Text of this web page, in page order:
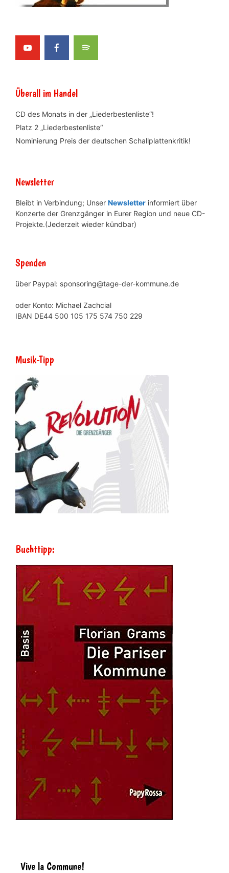
Überall im Handel
CD des Monats in der „Liederbestenliste“!
Platz 2 „Liederbestenliste“
Nominierung Preis der deutschen Schallplattenkritik!
Newsletter
Bleibt in Verbindung; Unser Newsletter informiert über
Konzerte der Grenzgänger in Eurer Region und neue CD-
Projekte.(Jederzeit wieder kündbar)
Spenden
über Paypal: sponsoring@tage-der-kommune.de
oder Konto: Michael Zachcial
IBAN DE44 500 105 175 574 750 229
Musik-Tipp
Buchttipp:
Vive la Commune!